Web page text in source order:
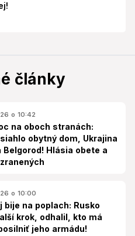
články
o 10:42
na oboch stranách:
obytný dom, Ukrajina
Belgorod! Hlásia obete a
o 10:00
bije na poplach: Rusko
krok, odhalil, kto má
jeho armádu!